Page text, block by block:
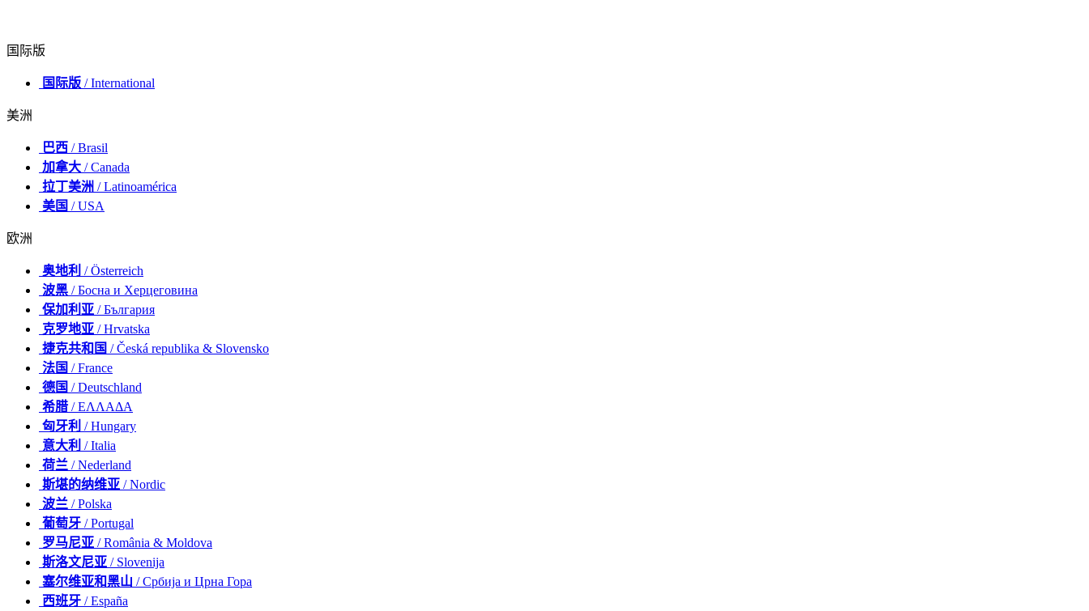
国际版
国际版 / International
美洲
巴西 / Brasil
加拿大 / Canada
拉丁美洲 / Latinoamérica
美国 / USA
欧洲
奥地利 / Österreich
波黑 / Босна и Херцеговина
保加利亚 / България
克罗地亚 / Hrvatska
捷克共和国 / Česká republika & Slovensko
法国 / France
德国 / Deutschland
希腊 / ΕΛΛΑΔΑ
匈牙利 / Hungary
意大利 / Italia
荷兰 / Nederland
斯堪的纳维亚 / Nordic
波兰 / Polska
葡萄牙 / Portugal
罗马尼亚 / România & Moldova
斯洛文尼亚 / Slovenija
塞尔维亚和黑山 / Србија и Црна Гора
西班牙 / España